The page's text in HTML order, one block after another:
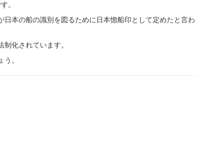
。
本の船の識別を図るために日本惚船印として定めたと言わ
化されています。
。